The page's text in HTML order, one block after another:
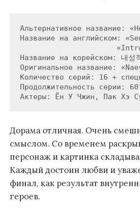
Альтернативное название:
Название на английском:
Название на корейском: 내성
Оригинальное название:
Количество серий: 16 +
Продолжительность серии:
Дорама отличная. Очень
смыслом. Со временем
персонаж и картинка
Каждый достоин любви и
финал, как результат
героев.